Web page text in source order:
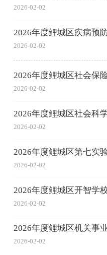
2026-02-02
2026年度鲤城区疾病预
2026-02-02
2026年度鲤城区社会保
2026-02-02
2026年度鲤城区社会科
2026-02-02
2026年度鲤城区第七实
2026-02-02
2026年度鲤城区开智学
2026-02-02
2026年度鲤城区机关事
2026-02-02